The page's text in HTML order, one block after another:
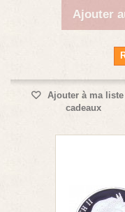
Ajouter
Ajouter à ma liste
cadeaux